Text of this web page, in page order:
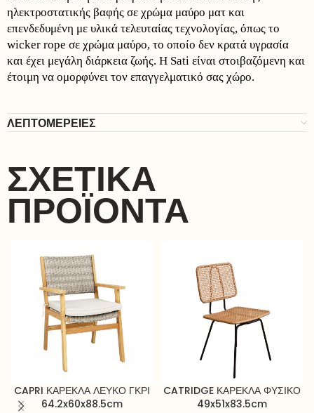
ηλεκτροστατικής βαφής σε χρώμα μαύρο ματ και
επενδεδυμένη με υλικά τελευταίας τεχνολογίας, όπως το
wicker rope σε χρώμα μαύρο, το οποίο δεν κρατά υγρασία
και έχει μεγάλη διάρκεια ζωής. Η Sati είναι στοιβαζόμενη και
έτοιμη να ομορφύνει τον επαγγελματικό σας χώρο.
ΛΕΠΤΟΜΕΡΕΙΕΣ
ΣΧΕΤΙΚΆ
ΠΡΟΪΌΝΤΑ
CAPRI ΚΑΡΕΚΛΑ ΛΕΥΚΟ ΓΚΡΙ
64.2x60x88.5cm
CATRIDGE ΚΑΡΕΚΛΑ ΦΥΣΙΚΟ
49x51x83.5cm